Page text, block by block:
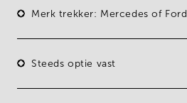
Merk trekker: Mercedes of Ford
Steeds optie vast